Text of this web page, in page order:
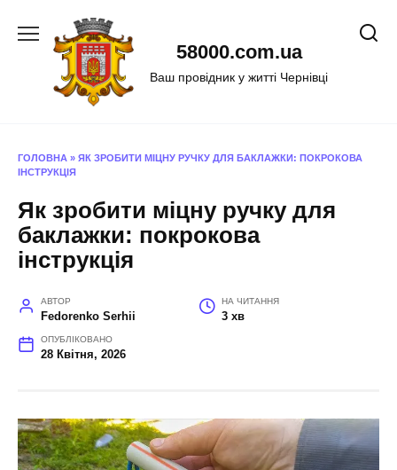
58000.com.ua
Ваш провідник у житті Чернівці
ГОЛОВНА » ЯК ЗРОБИТИ МІЦНУ РУЧКУ ДЛЯ БАКЛАЖКИ: ПОКРОКОВА
ІНСТРУКЦІЯ
Як зробити міцну ручку для
баклажки: покрокова
інструкція
АВТОР
Fedorenko Serhii
НА ЧИТАННЯ
3 хв
ОПУБЛІКОВАНО
28 Квітня, 2026